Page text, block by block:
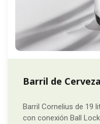
Barril de
Barril Cornelius de 19
con conexión Ball